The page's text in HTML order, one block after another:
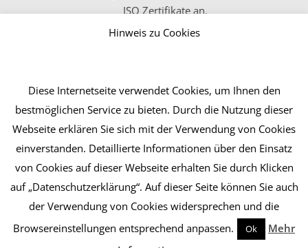
ISO Zertifikate an.
Impressum & Datenschutz
Allgemeine Geschäftsbedingungen
Hinweis zu Cookies
Diese Internetseite verwendet Cookies, um Ihnen den
bestmöglichen Service zu bieten. Durch die Nutzung dieser
Webseite erklären Sie sich mit der Verwendung von Cookies
einverstanden. Detaillierte Informationen über den Einsatz
von Cookies auf dieser Webseite erhalten Sie durch Klicken
auf „Datenschutzerklärung“. Auf dieser Seite können Sie auch
der Verwendung von Cookies widersprechen und die
Browsereinstellungen entsprechend anpassen.
Ok
Mehr